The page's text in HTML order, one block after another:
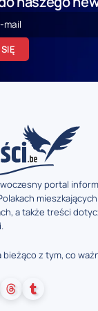
portal
a także treści
bieżąco z tym, co